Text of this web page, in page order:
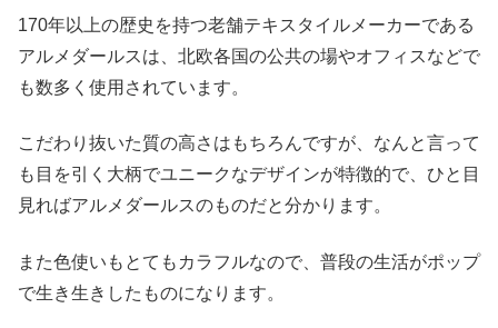
170年以上の歴史を持つ老舗テキスタイルメーカーである
アルメダールスは、北欧各国の公共の場やオフィスなどで
も数多く使用されています。
こだわり抜いた質の高さはもちろんですが、なんと言って
も目を引く大柄でユニークなデザインが特徴的で、ひと目
見ればアルメダールスのものだと分かります。
また色使いもとてもカラフルなので、普段の生活がポップ
で生き生きしたものになります。